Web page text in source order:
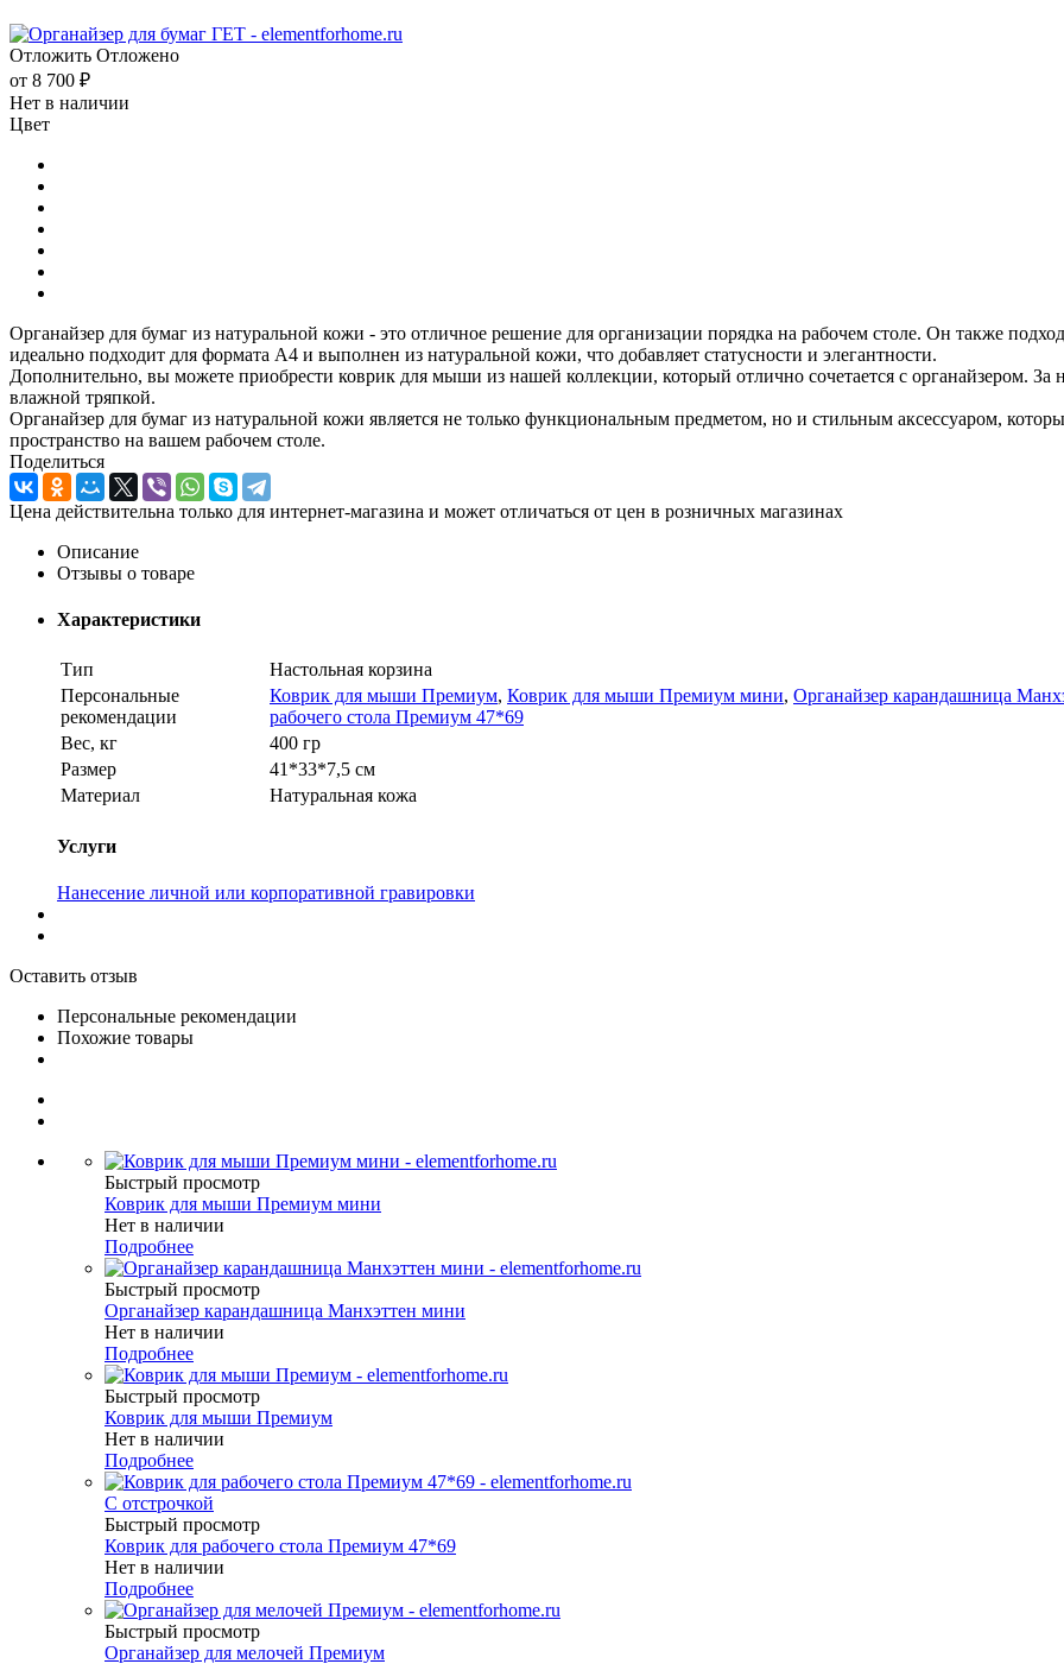
Отложить Отложено
от 8 700 ₽
Нет в наличии
Цвет
Органайзер для бумаг из натуральной кожи - это отличное решение для организации порядка на рабочем столе. Он также
идеально подходит для формата А4 и выполнен из натуральной кожи, что добавляет статусности и элегантности.
Дополнительно, вы можете приобрести коврик для мыши из нашей коллекции, который отлично сочетается с органайзером. За
влажной тряпкой.
Органайзер для бумаг из натуральной кожи является не только функциональным предметом, но и стильным аксессуаром,
пространство на вашем рабочем столе.
Поделиться
Цена действительна только для интернет-магазина и может отличаться от цен в розничных магазинах
Описание
Отзывы о товаре
Характеристики
Тип
Настольная корзина
Персональные
рекомендации
Коврик для мыши Премиум, Коврик для мыши Премиум мини, Органайзер карандашница
рабочего стола Премиум 47*69
Вес, кг
400 гр
Размер
41*33*7,5 см
Материал
Натуральная кожа
Услуги
Нанесение личной или корпоративной гравировки
Оставить отзыв
Персональные рекомендации
Похожие товары
Быстрый просмотр
Коврик для мыши Премиум мини
Нет в наличии
Подробнее
Быстрый просмотр
Органайзер карандашница Манхэттен мини
Нет в наличии
Подробнее
Быстрый просмотр
Коврик для мыши Премиум
Нет в наличии
Подробнее
С отстрочкой
Быстрый просмотр
Коврик для рабочего стола Премиум 47*69
Нет в наличии
Подробнее
Быстрый просмотр
Органайзер для мелочей Премиум